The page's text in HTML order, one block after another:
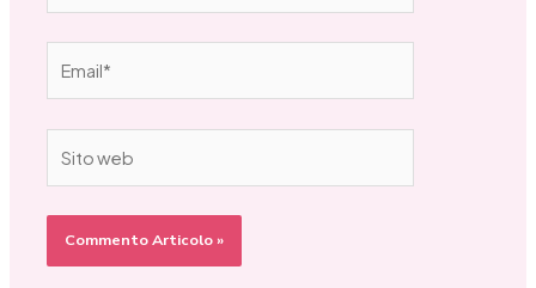
web